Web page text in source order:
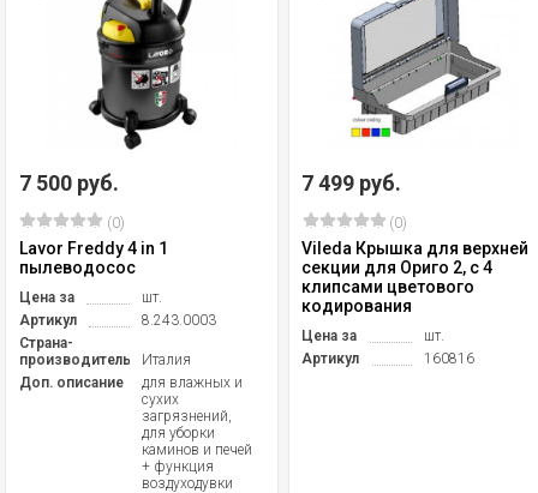
7 500 руб.
(0)
Lavor Freddy 4 in 1
пылеводосос
Цена за
шт.
Артикул
8.243.0003
Страна-
производитель
Италия
Доп. описание
для влажных и
сухих
загрязнений,
для уборки
каминов и печей
+ функция
воздуходувки
7 499 руб.
(0)
Vileda Крышка для верхней
секции для Ориго 2, с 4
клипсами цветового
кодирования
Цена за
шт.
Артикул
160816